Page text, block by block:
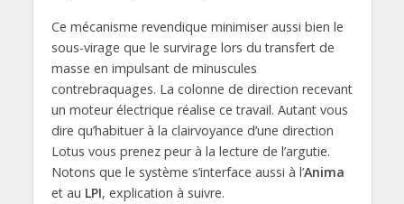
Ce mécanisme revendique minimiser aussi bien le
sous-virage que le survirage lors du transfert de
masse en impulsant de minuscules
contrebraquages. La colonne de direction recevant
un moteur électrique réalise ce travail. Autant vous
dire qu’habituer à la clairvoyance d’une direction
Lotus vous prenez peur à la lecture de l’argutie.
Notons que le système s’interface aussi à l’Anima
et au LPI, explication à suivre.